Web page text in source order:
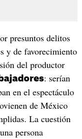
presuntos delitos
y de favorecimiento
del productor
: serían
en el espectáculo
de México
La cuestión
persona